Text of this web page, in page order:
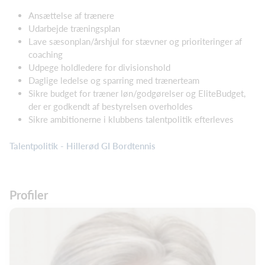
Ansættelse af trænere
Udarbejde træningsplan
Lave sæsonplan/årshjul for stævner og prioriteringer af
coaching
Udpege holdledere for divisionshold
Daglige ledelse og sparring med trænerteam
Sikre budget for træner løn/godgørelser og EliteBudget,
der er godkendt af bestyrelsen overholdes
Sikre ambitionerne i klubbens talentpolitik efterleves
Talentpolitik - Hillerød GI Bordtennis
Profiler